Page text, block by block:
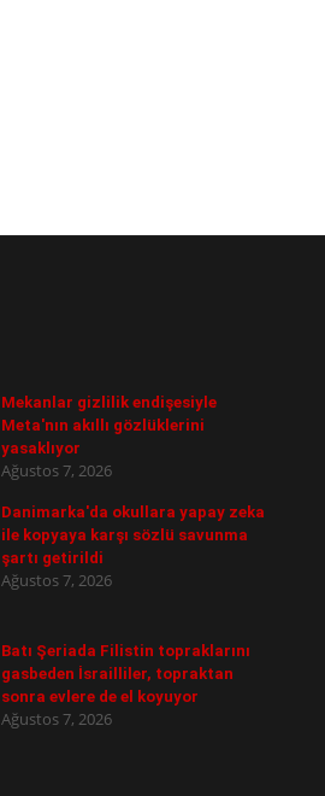
Mekanlar gizlilik endişesiyle
Meta'nın akıllı gözlüklerini
yasaklıyor
Ağustos 7, 2026
Danimarka'da okullara yapay zeka
ile kopyaya karşı sözlü savunma
şartı getirildi
Ağustos 7, 2026
Batı Şeriada Filistin topraklarını
gasbeden İsrailliler, topraktan
sonra evlere de el koyuyor
Ağustos 7, 2026